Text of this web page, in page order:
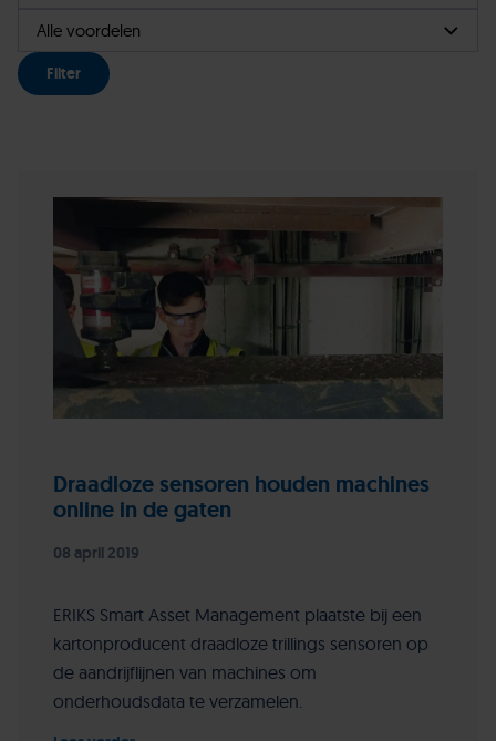
Draadloze sensoren houden machines
online in de gaten
08 april 2019
ERIKS Smart Asset Management plaatste bij een
kartonproducent draadloze trillings sensoren op
de aandrijflijnen van machines om
onderhoudsdata te verzamelen.